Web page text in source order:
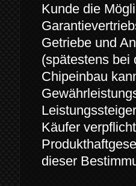
Kunde die
Getriebe und
(spätestens bei
Chipeinbau
Käufer
dieser